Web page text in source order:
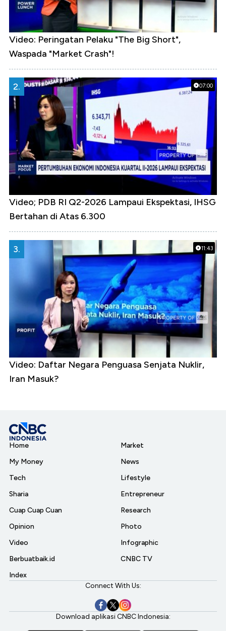
Video: Peringatan Pelaku "The Big Short",
Waspada "Market Crash"!
07:00
2.
Video; PDB RI Q2-2026 Lampaui Ekspektasi, IHSG
Bertahan di Atas 6.300
11:43
3.
Video: Daftar Negara Penguasa Senjata Nuklir,
Iran Masuk?
Home
My Money
Tech
Sharia
Cuap Cuap Cuan
Opinion
Video
Berbuatbaik.id
Index
Market
News
Lifestyle
Entrepreneur
Research
Photo
Infographic
CNBC TV
Connect With Us:
Download aplikasi CNBC Indonesia: